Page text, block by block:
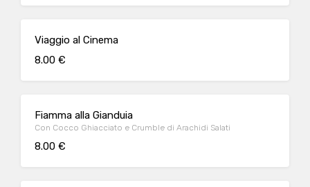
Viaggio al Cinema
8.00 €
Fiamma alla Gianduia
Con Cocco Ghiacciato e Crumble di Arachidi Salati
8.00 €